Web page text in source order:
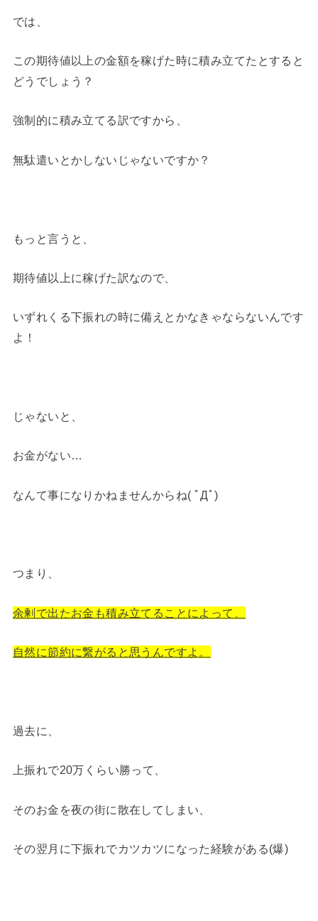
では、
この期待値以上の金額を稼げた時に積み立てたとすると
どうでしょう？
強制的に積み立てる訳ですから、
無駄遣いとかしないじゃないですか？
もっと言うと、
期待値以上に稼げた訳なので、
いずれくる下振れの時に備えとかなきゃならないんです
よ！
じゃないと、
お金がない…
なんて事になりかねませんからね( ﾟДﾟ)
つまり、
余剰で出たお金も積み立てることによって、
自然に節約に繋がると思うんですよ。
過去に、
上振れで20万くらい勝って、
そのお金を夜の街に散在してしまい、
その翌月に下振れでカツカツになった経験がある(爆)